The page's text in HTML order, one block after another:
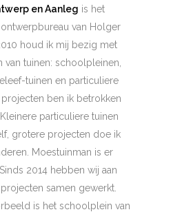
en Aanleg is het
van Holger
houd ik mij bezig met
van tuinen: schoolpleinen,
tuinen en particuliere
ben ik betrokken
particuliere tuinen
grotere projecten doe ik
Moestuinman is er
2014 hebben wij aan
samen gewerkt.
is het schoolplein van